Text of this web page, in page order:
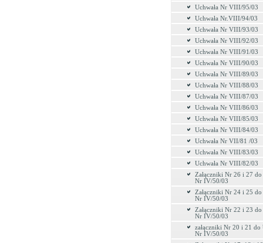
Uchwała Nr VIII/95/03
Uchwała Nr.VIII/94/03
Uchwała Nr VIII/93/03
Uchwała Nr VIII/92/03
Uchwała Nr VIII/91/03
Uchwała Nr VIII/90/03
Uchwała Nr VIII/89/03
Uchwała Nr VIII/88/03
Uchwała Nr VIII/87/03
Uchwała Nr VIII/86/03
Uchwała Nr VIII/85/03
Uchwała Nr VIII/84/03
Uchwała Nr VII/81 /03
Uchwała Nr VIII/83/03
Uchwała Nr VIII/82/03
Załączniki Nr 26 i 27 do
Nr IV/50/03
Załączniki Nr 24 i 25 do
Nr IV/50/03
Załączniki Nr 22 i 23 do
Nr IV/50/03
załączniki Nr 20 i 21 do
Nr IV/50/03